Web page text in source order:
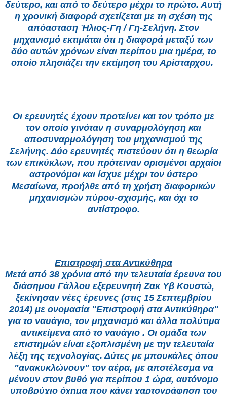
δεύτερο, και από το δεύτερο μέχρι το πρώτο. Αυτή
η χρονική διαφορά σχετίζεται με τη σχέση της
απόασταση Ήλιος-Γη / Γη-Σελήνη. Στον
μηχανισμό εκτιμάται ότι η διαφορά μεταξύ των
δύο αυτών χρόνων είναι περίπου μια ημέρα, το
οποίο πλησιάζει την εκτίμηση του Αρίσταρχου.
Οι ερευνητές έχουν προτείνει και τον τρόπο με
τον οποίο γινόταν η συναρμολόγηση και
αποσυναρμολόγηση του μηχανισμού της
Σελήνης. Δύο ερευνητές πιστεύουν ότι η θεωρία
των επικύκλων, που πρότειναν ορισμένοι αρχαίοι
αστρονόμοι και ίσχυε μέχρι τον ύστερο
Μεσαίωνα, προήλθε από τη χρήση διαφορικών
μηχανισμών πύρου-σχισμής, και όχι το
αντίστροφο.
Επιστροφή στα Αντικύθηρα
Μετά από 38 χρόνια από την τελευταία έρευνα του
διάσημου Γάλλου εξερευνητή Ζακ Υβ Κουστώ,
ξεκίνησαν νέες έρευνες (στις 15 Σεπτεμβρίου
2014) με ονομασία "Επιστροφή στα Αντικύθηρα"
για το ναυάγιο, τον μηχανισμό και άλλα πολύτιμα
αντικείμενα από το ναυάγιο . Οι ομάδα των
επιστημών είναι εξοπλισμένη με την τελευταία
λέξη της τεχνολογίας. Δύτες με μπουκάλες όπου
"ανακυκλώνουν" τον αέρα, με αποτέλεσμα να
μένουν στον βυθό για περίπου 1 ώρα, αυτόνομο
υποβρύχιο όχημα που κάνει χαρτογράφηση του